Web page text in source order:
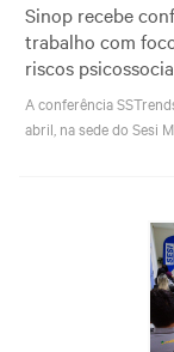
Sinop recebe
trabalho com
riscos
A conferência
abril, na sede do Sesi